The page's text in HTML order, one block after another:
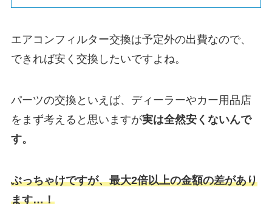
エアコンフィルター交換は予定外の出費なので、
できれば安く交換したいですよね。
パーツの交換といえば、ディーラーやカー用品店
をまず考えると思いますが実は全然安くないんで
す。
ぶっちゃけですが、最大2倍以上の金額の差があり
ます…！